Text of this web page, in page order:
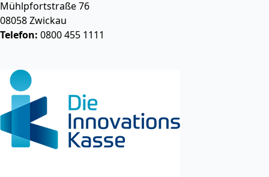
Mühlpfortstraße 76
08058Zwickau
Telefon: 0800 455 1111